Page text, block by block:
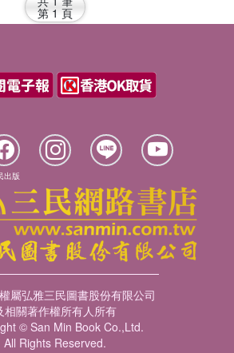
第 1 頁
出版
屬弘雅三民圖書股份有限公司
相關著作權所有人所有
© San Min Book Co.,Ltd.
All Rights Reserved.